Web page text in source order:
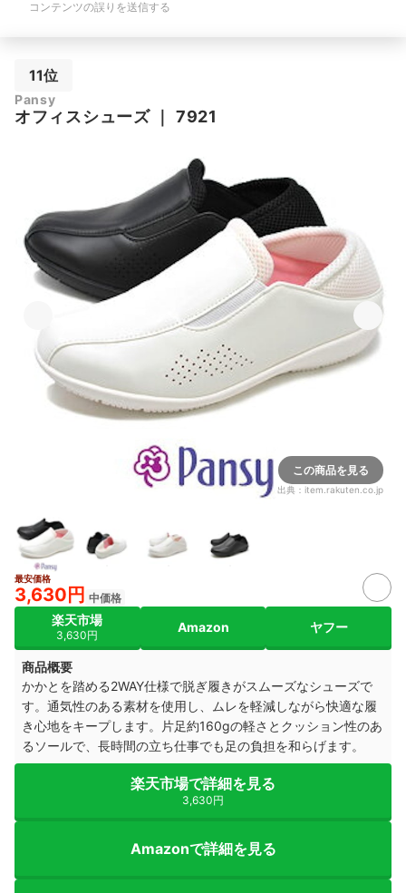
コンテンツの誤りを送信する
11位
Pansy
オフィスシューズ｜ 7921
この商品を見る
出典： item.rakuten.co.jp
最安価格
3,630円 中価格
楽天市場
3,630円
Amazon ヤフー
商品概要
かかとを踏める2WAY仕様で脱ぎ履きがスムーズなシューズで
す。通気性のある素材を使用し、ムレを軽減しながら快適な履
き心地をキープします。片足約160gの軽さとクッション性のあ
るソールで、長時間の立ち仕事でも足の負担を和らげます。
楽天市場で詳細を見る
3,630円
Amazonで詳細を見る